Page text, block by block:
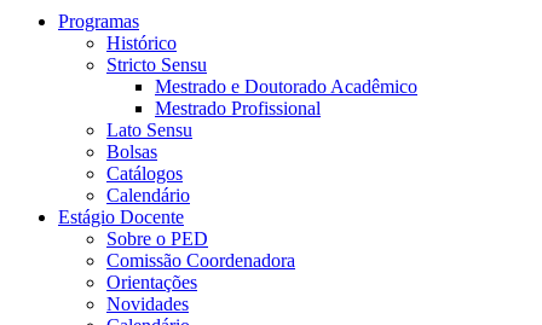
Programas
Histórico
Stricto Sensu
Mestrado e Doutorado Acadêmico
Mestrado Profissional
Lato Sensu
Bolsas
Catálogos
Calendário
Estágio Docente
Sobre o PED
Comissão Coordenadora
Orientações
Novidades